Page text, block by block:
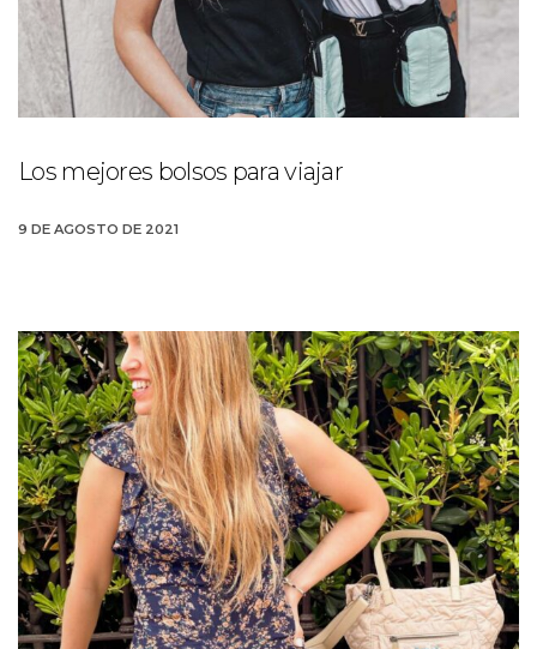
Los mejores bolsos para viajar
9 DE AGOSTO DE 2021